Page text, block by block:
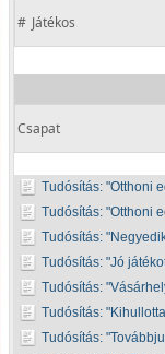
# Játékos
Csapat
Tudósítás: Otthoni
Tudósítás: Otthoni
Tudósítás:
Tudósítás: Jó
Tudósítás:
Tudósítás:
Tudósítás: